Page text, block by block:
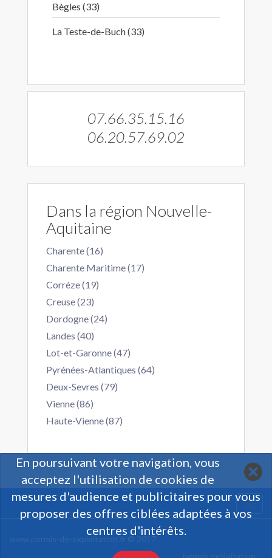
Bègles (33)
La Teste-de-Buch (33)
07.66.35.15.16
06.20.57.69.02
Dans la région Nouvelle-
Aquitaine
Charente (16)
Charente Maritime (17)
Corréze (19)
Creuse (23)
Dordogne (24)
Landes (40)
Lot-et-Garonne (47)
Pyrénées-Atlantiques (64)
Deux-Sevres (79)
Vienne (86)
Haute-Vienne (87)
www.permis-de-exploitation.fr © 2017
permis exploitation
En poursuivant votre navigation, vous
acceptez l'utilisation de cookies de
mesures d'audience et publicitaires pour vous
proposer des offres ciblées adaptées à vos
centres d'intérêts.